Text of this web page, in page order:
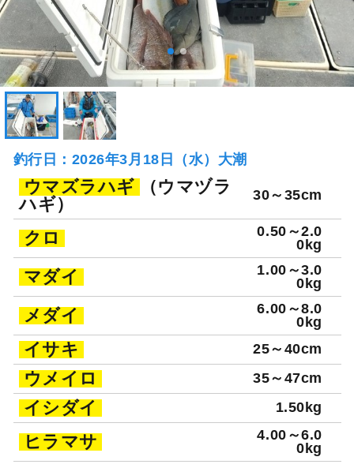
釣行日：2026年3月18日（水）大潮
ウマズラハギ
（ウマヅラ
ハギ）
30～35cm
クロ
0.50～2.0
0kg
マダイ
1.00～3.0
0kg
メダイ
6.00～8.0
0kg
イサキ 25～40cm
ウメイロ 35～47cm
イシダイ 1.50kg
ヒラマサ
4.00～6.0
0kg